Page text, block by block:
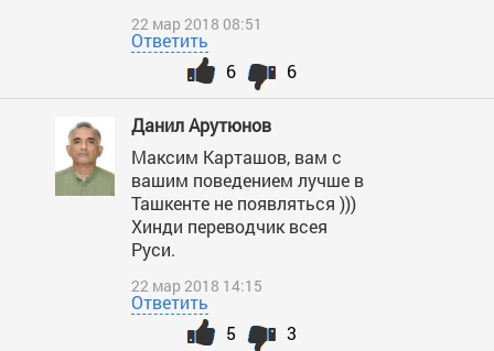
22 мар 2018 08:51
Ответить
6
6
Данил Арутюнов
Максим Карташов, вам с
вашим поведением лучше в
Ташкенте не появляться )))
Хинди переводчик всея
Руси.
22 мар 2018 14:15
Ответить
3
5